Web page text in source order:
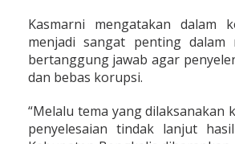
k
l
i
s
a
j
a
Kasmarni mengatakan dalam
menjadi sangat penting dalam
bertanggung jawab agar
dan bebas korupsi.
“Melalu tema yang
penyelesaian tindak lanjut